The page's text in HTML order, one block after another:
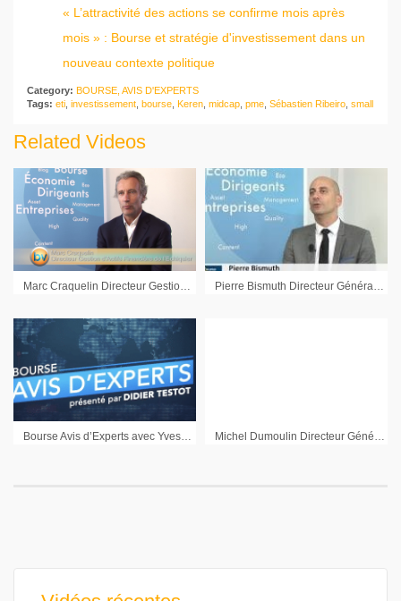
« L’attractivité des actions se confirme mois après
mois » : Bourse et stratégie d'investissement dans un
nouveau contexte politique
Category: BOURSE, AVIS D'EXPERTS
Tags: eti investissement bourse Keren midcap pme Sébastien Ribeiro small
Related Videos
Marc Craquelin Directeur Gestion d’Actifs Financière de l’Echiquier : « Je garde le biais positif sur l’Europe » Pierre Bismuth Directeur Général Myria AM : « Nous sommes globalement très diversifié sur les actions »